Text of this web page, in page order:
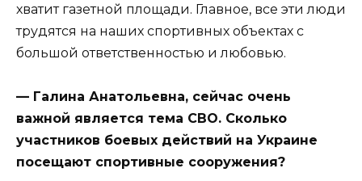
хватит газетной площади. Главное, все эти люди
трудятся на наших спортивных объектах с
большой ответственностью и любовью.
— Галина Анатольевна, сейчас очень
важной является тема СВО. Сколько
участников боевых действий на Украине
посещают спортивные сооружения?